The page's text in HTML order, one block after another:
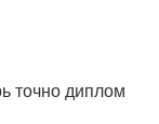
точно диплом